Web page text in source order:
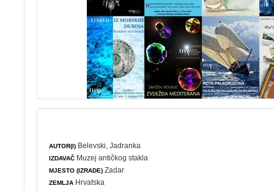
AUTOR(I) Belevski, Jadranka
IZDAVAČ Muzej antičkog stakla
MJESTO (IZRADE) Zadar
ZEMLJA Hrvatska